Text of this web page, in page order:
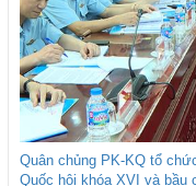
Quân chủng PK-KQ tổ
Quốc hội khóa XVI và bầu